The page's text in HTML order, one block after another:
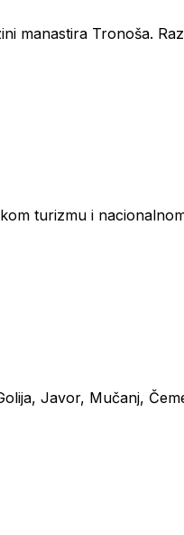
manastira Tronoša.
turizmu i
Javor, Mučanj,